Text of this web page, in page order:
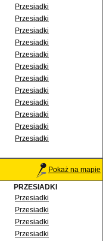
Przesiadki
Przesiadki
Przesiadki
Przesiadki
Przesiadki
Przesiadki
Przesiadki
Przesiadki
Przesiadki
Przesiadki
Przesiadki
Przesiadki
Pokaż na mapie
PRZESIADKI
Przesiadki
Przesiadki
Przesiadki
Przesiadki